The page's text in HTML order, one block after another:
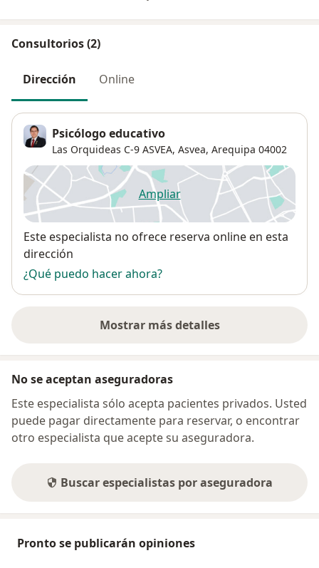
Consultorios (2)
Dirección Online
Psicólogo educativo
Las Orquideas C-9 ASVEA, Asvea, Arequipa 04002
Ampliarse abre en una nueva
Disponibilidad
Este especialista no ofrece reserva online en esta
dirección
¿Qué puedo hacer ahora?
Mostrar más detalles
sobre la dirección
No se aceptan aseguradoras
Este especialista sólo acepta pacientes privados. Usted
puede pagar directamente para reservar, o encontrar
otro especialista que acepte su aseguradora.
Buscar especialistas por aseguradora
Pronto se publicarán opiniones